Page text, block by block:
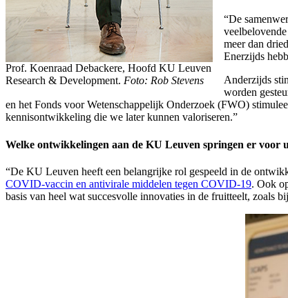
Prof. Koenraad Debackere, Hoofd KU Leuven
Research & Development. Foto: Rob Stevens
“De
meer dan
Enerzijds
Anderzijds
worden
en het Fonds voor Wetenschappelijk Onderzoek (FWO)
kennisontwikkeling die we later kunnen valoriseren.”
Welke ontwikkelingen aan de KU Leuven springen er voor
“De KU Leuven heeft een belangrijke rol gespeeld in de
COVID-vaccin en antivirale middelen tegen COVID-19. Ook
basis van heel wat succesvolle innovaties in de fruitteelt, zoals